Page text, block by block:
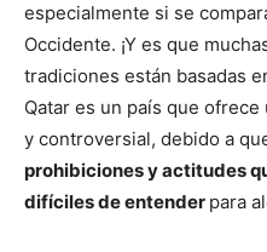
especialmente si se
Occidente. ¡Y es que
tradiciones están basadas
Qatar es un país que
y controversial, debido a
prohibiciones y actitudes
difíciles de entender para